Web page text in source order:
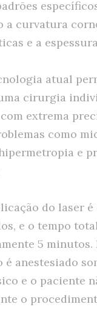
a curvatura
e a
atual
cirurgia
extrema
como
e
do laser é
e o tempo
5 minutos.
anestesiado
e o paciente
o